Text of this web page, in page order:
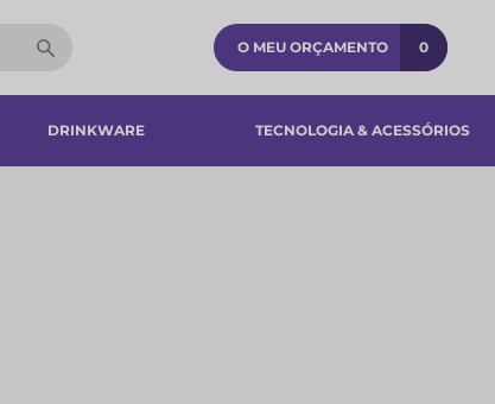
O MEU ORÇAMENTO 0
DRINKWARE TECNOLOGIA & ACESSÓRIOS​